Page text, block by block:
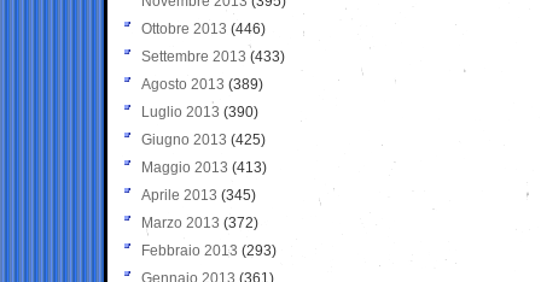
Ottobre 2013 (446)
Settembre 2013 (433)
Agosto 2013 (389)
Luglio 2013 (390)
Giugno 2013 (425)
Maggio 2013 (413)
Aprile 2013 (345)
Marzo 2013 (372)
Febbraio 2013 (293)
Gennaio 2013 (361)